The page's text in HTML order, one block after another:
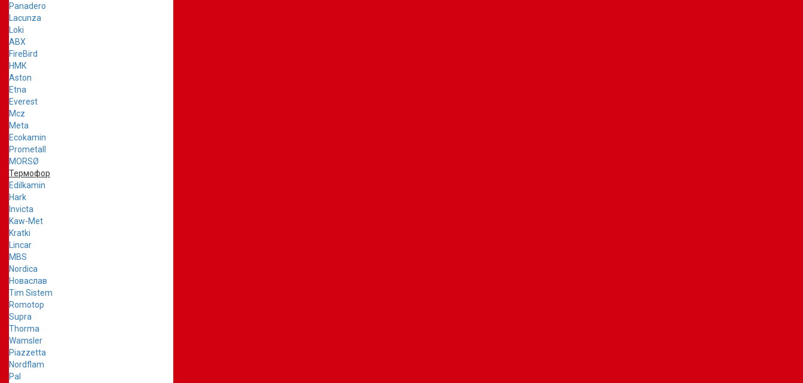
Panadero
Lacunza
Loki
ABX
FireBird
НМК
Aston
Etna
Everest
Mcz
Meta
Ecokamin
Prometall
MORSØ
Термофор
Edilkamin
Hark
Invicta
Kaw-Met
Kratki
Lincar
MBS
Nordica
Новаслав
Tim Sistem
Romotop
Supra
Thorma
Wamsler
Piazzetta
Nordflam
Pal